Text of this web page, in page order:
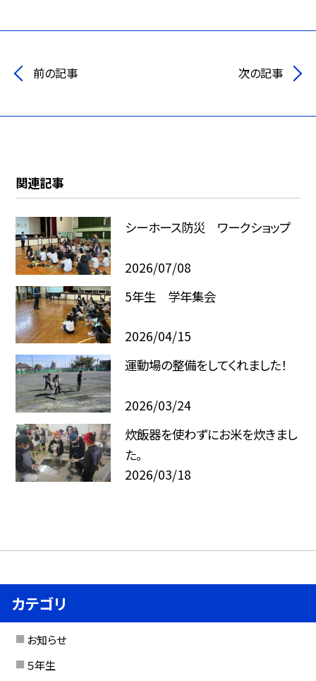
前の記事 次の記事
関連記事
シーホース防災 ワークショップ
2026/07/08
5年生 学年集会
2026/04/15
運動場の整備をしてくれました！
2026/03/24
炊飯器を使わずにお米を炊きまし
た。
2026/03/18
カテゴリ
お知らせ
５年生